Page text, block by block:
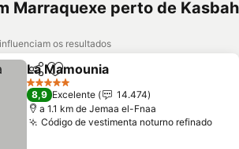
Marraquexe perto de Kasbah
os resultados
PartilharAdicionar aos favoritos
La Mamounia
5 Estrelas
8,9 Excelente
14.474
a 1.1 km de Jemaa el-Fnaa
Código de vestimenta noturno refinado